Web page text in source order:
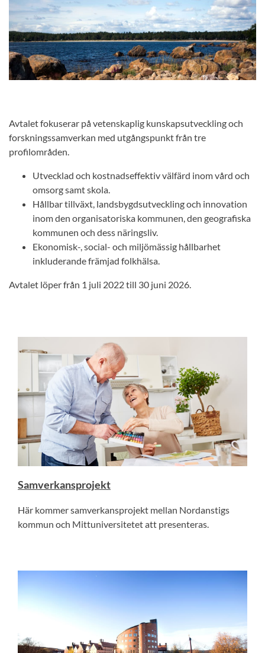
Avtalet fokuserar på vetenskaplig kunskapsutveckling och
forskningssamverkan med utgångspunkt från tre
profilområden.
Utvecklad och kostnadseffektiv välfärd inom vård och
omsorg samt skola.
Hållbar tillväxt, landsbygdsutveckling och innovation
inom den organisatoriska kommunen, den geografiska
kommunen och dess näringsliv.
Ekonomisk-, social- och miljömässig hållbarhet
inkluderande främjad folkhälsa.
Avtalet löper från 1 juli 2022 till 30 juni 2026.
Samverkansprojekt
Här kommer samverkansprojekt mellan Nordanstigs
kommun och Mittuniversitetet att presenteras.